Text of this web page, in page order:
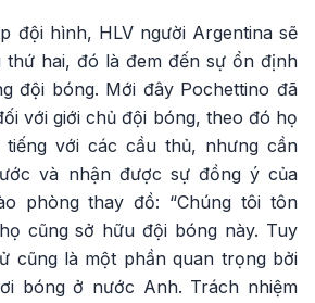
đội hình, HLV người Argentina sẽ
thứ hai, đó là đem đến sự ổn định
đội bóng. Mới đây Pochettino đã
với giới chủ đội bóng, theo đó họ
với các cầu thủ, nhưng cần
và nhận được sự đồng ý của
phòng thay đồ: “Chúng tôi tôn
cũng sở hữu đội bóng này. Tuy
cũng là một phần quan trọng bởi
bóng ở nước Anh. Trách nhiệm